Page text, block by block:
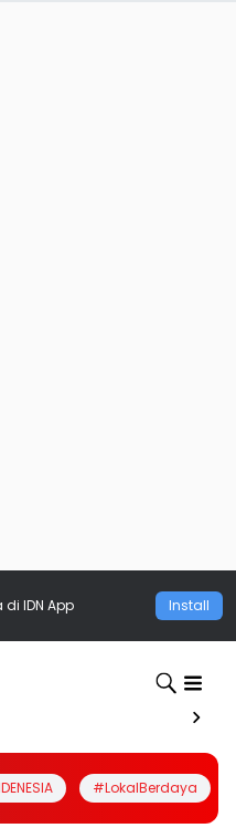
IDN App Install
#LokalBerdaya